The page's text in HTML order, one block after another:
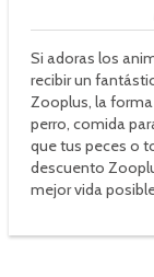
Si adoras los
recibir un
Zooplus, la
perro, comida
que tus peces o
descuento
mejor vida